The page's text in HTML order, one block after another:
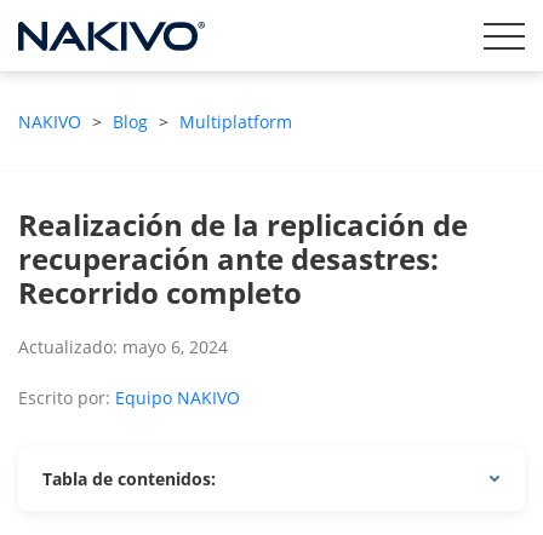
NAKIVO > Blog > Multiplatform
Realización de la replicación de
recuperación ante desastres:
Recorrido completo
Actualizado: mayo 6, 2024
Escrito por: Equipo NAKIVO
Tabla de contenidos: